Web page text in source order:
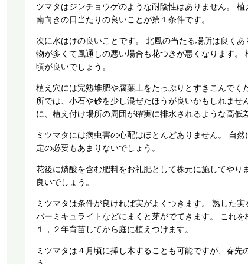
ツマタはジンチョウゲのような耐陰性はありません。
南向きの日当たりの良いことが第１条件です。
次に水はけの良いことです。 北風の当たる場所は良く
物が多くて風通しの悪い場合も花つきが悪くなります。
頃が良いでしょう。
植え穴には完熟堆肥や腐葉土をたっぷりとすきこんでく
所では、小石や砂を少し混ぜたほうが良いかもしれませ
に、植え付け場所の周囲が確実に排水されるような高低
ミツマタには病虫害の心配はほとんどありません。 自
定の必要もあまりないでしょう。
花後に燐酸を含む肥料をお礼肥として株元に施してやり
良いでしょう。
ミツマタは条件が良ければ実がよくつきます。 熟した
バーミキュライトなどにまくと芽がでてきます。 これ
１，２年育苗してから庭に植えつけます。
ミツマタは４月頃に挿し木することも可能ですが、春先